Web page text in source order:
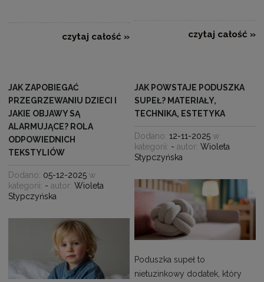
czytaj całość » czytaj całość »
JAK ZAPOBIEGAĆ
PRZEGRZEWANIU DZIECI I
JAKIE OBJAWY SĄ
ALARMUJĄCE? ROLA
ODPOWIEDNICH
TEKSTYLIÓW
Dodano: 05-12-2025 w
kategorii: - autor:Wioleta
Stypczyńska
JAK POWSTAJE PODUSZKA
SUPEŁ? MATERIAŁY,
TECHNIKA, ESTETYKA
Dodano:12-11-2025 w
kategorii: - autor:Wioleta
Stypczyńska
Poduszka supeł to
nietuzinkowy dodatek, który